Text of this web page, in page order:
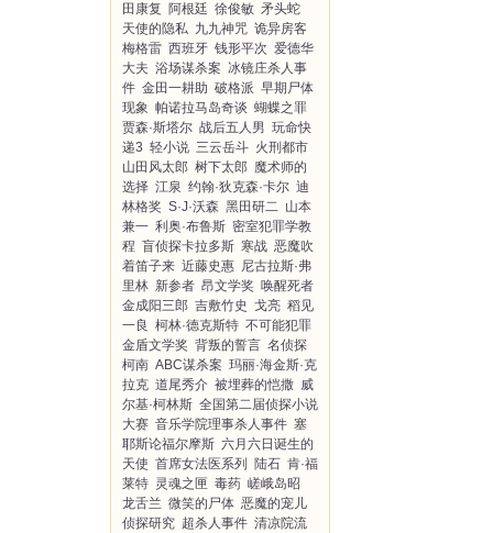
田康复 阿根廷 徐俊敏 矛头蛇
天使的隐私 九九神咒 诡异房客
梅格雷 西班牙 钱形平次 爱德华
大夫 浴场谋杀案 冰镜庄杀人事
件 金田一耕助 破格派 早期尸体
现象 帕诺拉马岛奇谈 蝴蝶之罪
贾森·斯塔尔 战后五人男 玩命快
递3 轻小说 三云岳斗 火刑都市
山田风太郎 树下太郎 魔术师的
选择 江泉 约翰·狄克森·卡尔 迪
林格奖 S·J·沃森 黑田研二 山本
兼一 利奥·布鲁斯 密室犯罪学教
程 盲侦探卡拉多斯 寒战 恶魔吹
着笛子来 近藤史惠 尼古拉斯·弗
里林 新参者 昂文学奖 唤醒死者
金成阳三郎 吉敷竹史 戈亮 稻见
一良 柯林·德克斯特 不可能犯罪
金盾文学奖 背叛的誓言 名侦探
柯南 ABC谋杀案 玛丽·海金斯·克
拉克 道尾秀介 被埋葬的恺撒 威
尔基·柯林斯 全国第二届侦探小说
大赛 音乐学院理事杀人事件 塞
耶斯论福尔摩斯 六月六日诞生的
天使 首席女法医系列 陆石 肯·福
莱特 灵魂之匣 毒药 嵯峨岛昭
龙舌兰 微笑的尸体 恶魔的宠儿
侦探研究 超杀人事件 清凉院流